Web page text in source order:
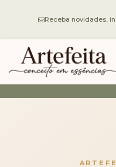
Receba novidades,